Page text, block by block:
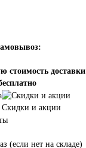
стоимость доставки
Скидки и акции